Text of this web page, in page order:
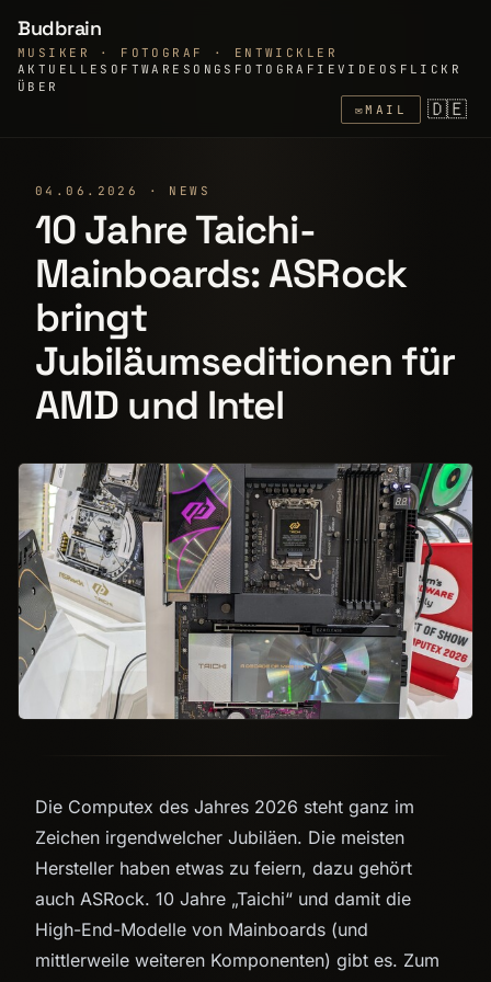
Budbrain
MUSIKER · FOTOGRAF · ENTWICKLER
AKTUELLE SOFTWARE SONGS FOTOGRAFIEVIDEOS FLICKR
ÜBER
✉MAIL 🇩🇪
04.06.2026 · NEWS
10 Jahre Taichi-
Mainboards: ASRock
bringt
Jubiläumseditionen für
AMD und Intel
Die Computex des Jahres 2026 steht ganz im
Zeichen irgendwelcher Jubiläen. Die meisten
Hersteller haben etwas zu feiern, dazu gehört
auch ASRock. 10 Jahre „Taichi“ und damit die
High-End-Modelle von Mainboards (und
mittlerweile weiteren Komponenten) gibt es. Zum